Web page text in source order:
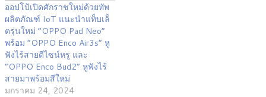
ออปโป้เปิดศักราชใหม่ด้วยทัพ
ผลิตภัณฑ์ IoT แนะนำแท็บเล็
ตรุ่นใหม่ “OPPO Pad Neo”
พร้อม “OPPO Enco Air3s” หู
ฟังไร้สายดีไซน์หรู และ
“OPPO Enco Bud2” หูฟังไร้
สายมาพร้อมสีใหม่
มกราคม 24, 2024